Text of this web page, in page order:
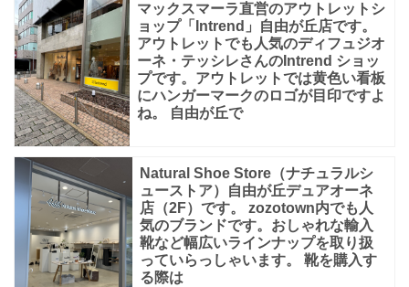
マックスマーラ直営のアウトレットシ
ョップ「Intrend」自由が丘店です。
アウトレットでも人気のディフュジオ
ーネ・テッシレさんのIntrend ショッ
プです。アウトレットでは黄色い看板
にハンガーマークのロゴが目印ですよ
ね。 自由が丘で
Natural Shoe Store（ナチュラルシ
ューストア）自由が丘デュアオーネ
店（2F）です。 zozotown内でも人
気のブランドです。おしゃれな輸入
靴など幅広いラインナップを取り扱
っていらっしゃいます。 靴を購入す
る際は